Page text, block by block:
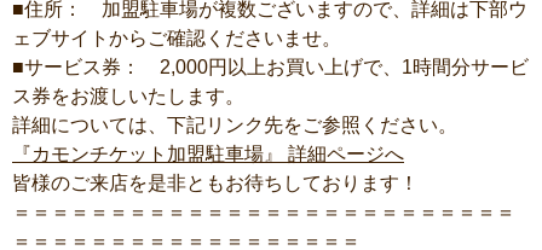
■住所： 加盟駐車場が複数ございますので、詳細は下部ウ
ェブサイトからご確認くださいませ。
■サービス券： 2,000円以上お買い上げで、1時間分サービ
ス券をお渡しいたします。
詳細については、下記リンク先をご参照ください。
『カモンチケット加盟駐車場』 詳細ページへ
皆様のご来店を是非ともお待ちしております！
＝＝＝＝＝＝＝＝＝＝＝＝＝＝＝＝＝＝＝＝＝＝＝＝＝＝
＝＝＝＝＝＝＝＝＝＝＝＝＝＝＝＝＝＝